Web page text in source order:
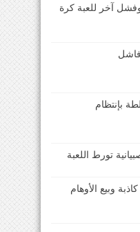
وفشل آخر للعبة كرة
فاشل
بإنتظام
تورط اللعبة
وبيع الأوهام